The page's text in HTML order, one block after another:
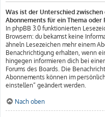
Was ist der Unterschied
Abonnements für ein Thema oder
In phpBB 3.0 funktionierten
Browsern: du bekamst keine
ähneln Lesezeichen mehr einem
Benachrichtigung erhalten, wenn
hingegen informieren dich bei
Forums des Boards. Die
Abonnements können im
einstellen“ geändert werden.
Nach oben